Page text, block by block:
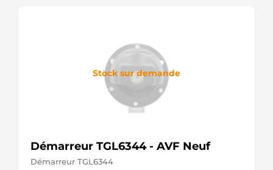
Stock sur demande
Démarreur TGL6344 - AVF Neuf
Démarreur TGL6344